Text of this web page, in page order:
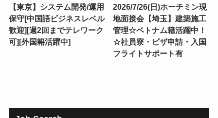
【東京】システム開発/運用
保守[中国語ビジネスレベル
歓迎][週2回までテレワーク
可][外国籍活躍中]
2026/7/26(日)ホーチミン現
地面接会【埼玉】建築施工
管理☆ベトナム籍活躍中！
☆社員寮・ビザ申請・入国
フライトサポート有